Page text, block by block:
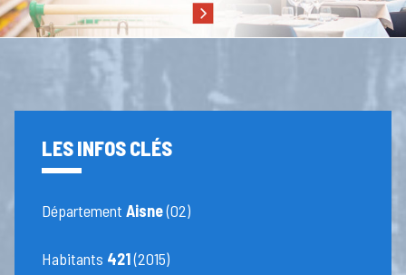
LES INFOS CLÉS
DépartementAisne(02)
Habitants 421(2015)